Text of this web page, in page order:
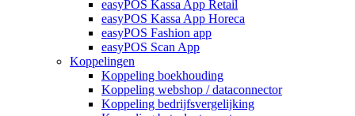
easyPOS Kassa App Retail
easyPOS Kassa App Horeca
easyPOS Fashion app
easyPOS Scan App
Koppelingen
Koppeling boekhouding
Koppeling webshop / dataconnector
Koppeling bedrijfsvergelijking